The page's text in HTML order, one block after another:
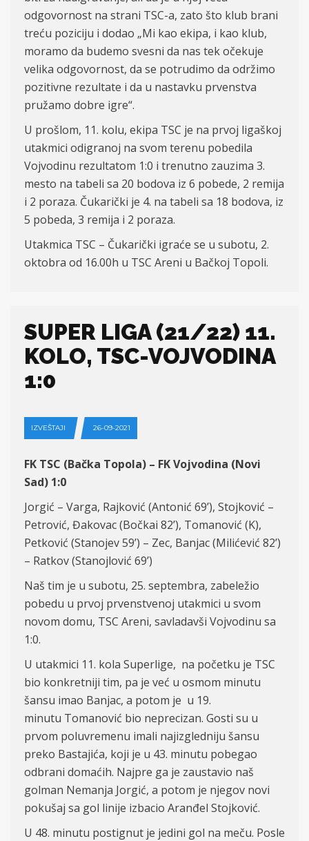
odgovornost na strani TSC-a, zato što klub brani
treću poziciju i dodao „Mi kao ekipa, i kao klub,
moramo da budemo svesni da nas tek očekuje
velika odgovornost, da se potrudimo da održimo
pozitivne rezultate i da u nastavku prvenstva
pružamo dobre igre“.
U prošlom, 11. kolu, ekipa TSC je na prvoj ligaškoj
utakmici odigranoj na svom terenu pobedila
Vojvodinu rezultatom 1:0 i trenutno zauzima 3.
mesto na tabeli sa 20 bodova iz 6 pobede, 2 remija
i 2 poraza. Čukarički je 4. na tabeli sa 18 bodova, iz
5 pobeda, 3 remija i 2 poraza.
Utakmica TSC – Čukarički igraće se u subotu, 2.
oktobra od 16.00h u TSC Areni u Bačkoj Topoli.
SUPER LIGA (21/22) 11.
KOLO, TSC-VOJVODINA
1:0
IZVEŠTAJI 26-09-2021
FK TSC (Bačka Topola) – FK Vojvodina (Novi
Sad) 1:0
Jorgić – Varga, Rajković (Antonić 69’), Stojković –
Petrović, Đakovac (Bočkai 82’), Tomanović (K),
Petković (Stanojev59’) – Zec, Banjac (Milićević 82’)
– Ratkov (Stanojlović 69’)
Naš tim je u subotu, 25. septembra, zabeležio
pobedu u prvoj prvenstvenoj utakmici u svom
novom domu, TSC Areni, savladavši Vojvodinu sa
1:0.
U utakmici 11. kola Superlige, na početku je TSC
bio konkretniji tim, pa je već u osmom minutu
šansu imao Banjac, a potom je u 19.
minutu Tomanović bio neprecizan. Gosti su u
prvom poluvremenu imali najizgledniju šansu
preko Bastajića, koji je u 43. minutu pobegao
odbrani domaćih. Najpre ga je zaustavio naš
golman Nemanja Jorgić, a potom je njegov novi
pokušaj sa gol linije izbacio Aranđel Stojković.
U 48. minutu postignut je jedini gol na meču. Posle